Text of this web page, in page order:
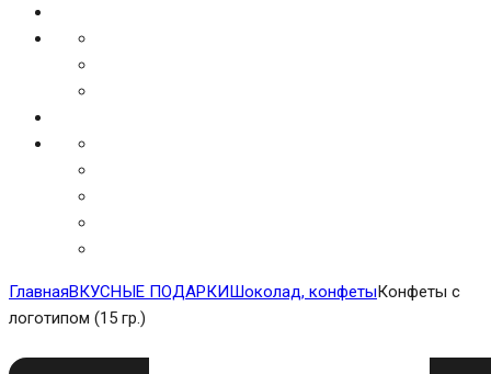
ГлавнаяВКУСНЫЕ ПОДАРКИШоколад, конфетыКонфеты с
логотипом (15 гр.)